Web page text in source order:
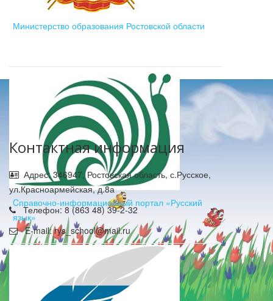
Министерство образования Ростовской области
Cправочно-информационный портал «Русский
язык»
Контактная информация
Адрес: 346947, Ростовская область, с.Русское,
ул.Красноармейская, д.8а
Телефон: 8 (863 48) 39-2-32
E-mail: rys_school@mail.ru